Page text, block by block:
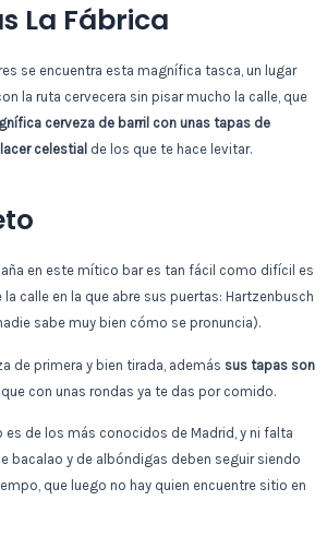
La Fábrica
se encuentra esta magnífica tasca, un lugar
la ruta cervecera sin pisar mucho la calle, que
cerveza de barril con unas tapas de
celestial de los que te hace levitar.
en este mítico bar es tan fácil como difícil es
calle en la que abre sus puertas: Hartzenbusch
sabe muy bien cómo se pronuncia).
de primera y bien tirada, además sus tapas son
que con unas rondas ya te das por comido.
es de los más conocidos de Madrid, y ni falta
bacalao y de albóndigas deben seguir siendo
que luego no hay quien encuentre sitio en